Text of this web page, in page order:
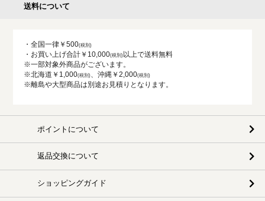
送料について
・全国一律￥500
・お買い上げ合計￥10,000
以上で送料無料
※一部対象外商品がございます。
※北海道￥1,000
、沖縄￥2,000
※離島や大型商品は別途お見積りとなります。
ポイントについて
返品交換について
ショッピングガイド